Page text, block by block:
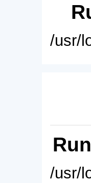
/usr/
/usr/